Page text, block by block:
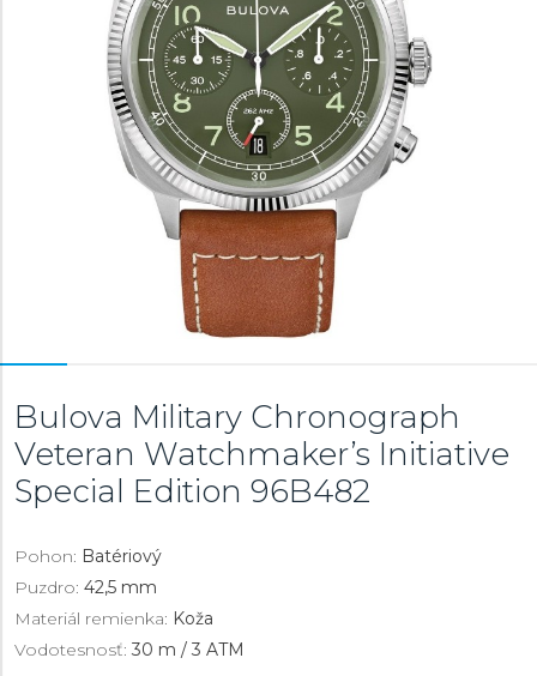
Bulova Military Chronograph
Veteran Watchmaker’s Initiative
Special Edition 96B482
Pohon: Batériový
Puzdro: 42,5 mm
Materiál remienka: Koža
Vodotesnosť: 30 m / 3 ATM